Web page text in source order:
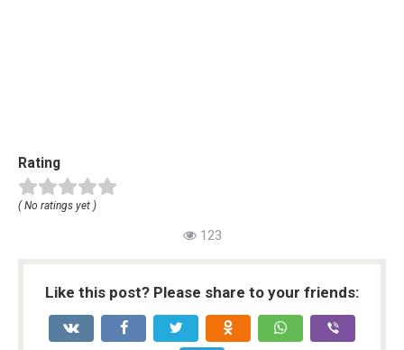
Rating
( No ratings yet )
123
Like this post? Please share to your friends: